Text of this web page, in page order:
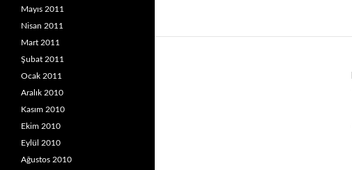
Mayıs 2011
Nisan 2011
Mart 2011
Şubat 2011
Ocak 2011
Aralık 2010
Kasım 2010
Ekim 2010
Eylül 2010
Ağustos 2010